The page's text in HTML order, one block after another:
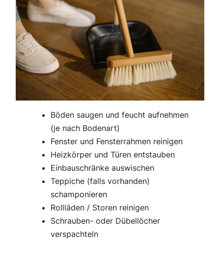
Böden saugen und feucht aufnehmen
(je nach Bodenart)
Fenster und Fensterrahmen reinigen
Heizkörper und Türen entstauben
Einbauschränke auswischen
Teppiche (falls vorhanden)
schamponieren
Rollläden / Storen reinigen
Schrauben- oder Dübellöcher
verspachteln